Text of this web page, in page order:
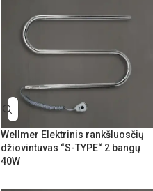
Wellmer Elektrinis rankšluosčių
džiovintuvas “S-TYPE“ 2 bangų
40W